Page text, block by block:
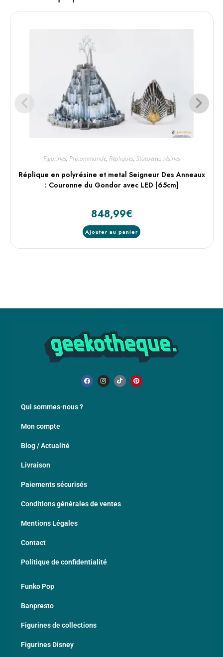
Figurines, Précommande, Répliques, Statuettes résines
Réplique en polyrésine et metal Seigneur Des Anneaux
: Couronne du Gondor avec LED [65cm]
848,99€
Ajouter au panier
Qui sommes-nous ?
Mon compte
Blog / Actualité
Livraison
Paiements sécurisés
Conditions générales de ventes
Mentions Légales
Contact
Politique de confidentialité
Funko Pop
Banpresto
Figurines de collections
Figurines Disney